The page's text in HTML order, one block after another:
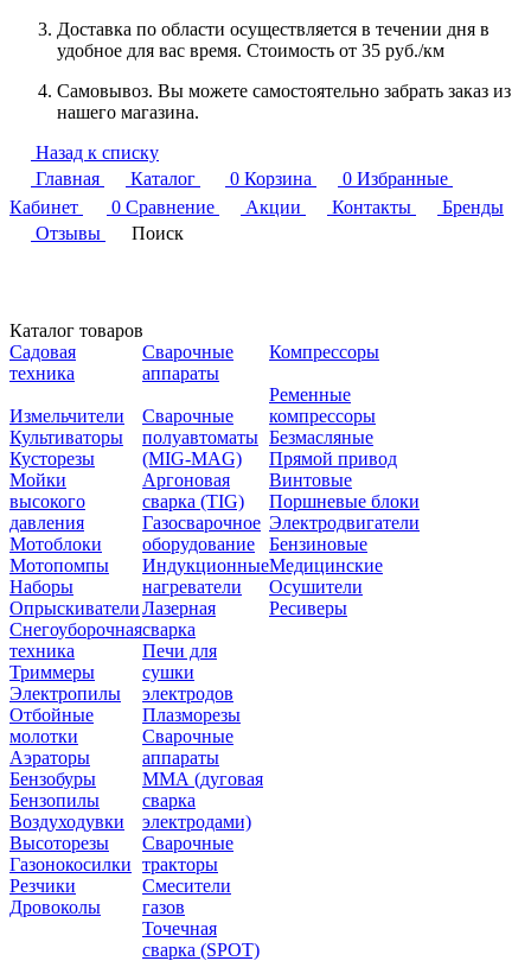
Доставка по области осуществляется в течении дня в
удобное для вас время. Стоимость от 35 руб./км
Самовывоз. Вы можете самостоятельно забрать заказ из
нашего магазина.
Назад к списку
Главная
Каталог 0 Корзина 0 Избранные
Кабинет
0 Сравнение Акции Контакты
Бренды
Отзывы
Поиск
Каталог товаров
Садовая
техника
Измельчители
Культиваторы
Кусторезы
Мойки
высокого
давления
Мотоблоки
Мотопомпы
Наборы
Опрыскиватели
Снегоуборочная
техника
Триммеры
Электропилы
Отбойные
молотки
Аэраторы
Бензобуры
Бензопилы
Воздуходувки
Высоторезы
Газонокосилки
Резчики
Дровоколы
Сварочные
аппараты
Сварочные
полуавтоматы
(MIG-MAG)
Аргоновая
сварка (TIG)
Газосварочное
оборудование
Индукционные
нагреватели
Лазерная
сварка
Печи для
сушки
электродов
Плазморезы
Сварочные
аппараты
ММА (дуговая
сварка
электродами)
Сварочные
тракторы
Смесители
газов
Точечная
сварка (SPOT)
Компрессоры
Ременные
компрессоры
Безмасляные
Прямой привод
Винтовые
Поршневые блоки
Электродвигатели
Бензиновые
Медицинские
Осушители
Ресиверы